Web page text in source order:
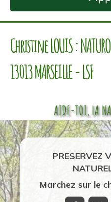
Christine LOUIS :
13013 MARSEILLE - LSF
AIDE-TOI, LA
PRESERVEZ
Marchez sur le